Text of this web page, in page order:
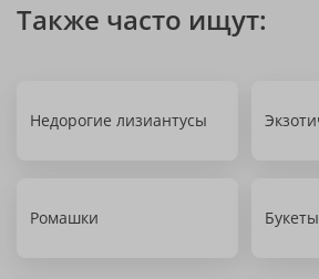
Также часто ищут:
Недорогие лизиантусы
Ромашки